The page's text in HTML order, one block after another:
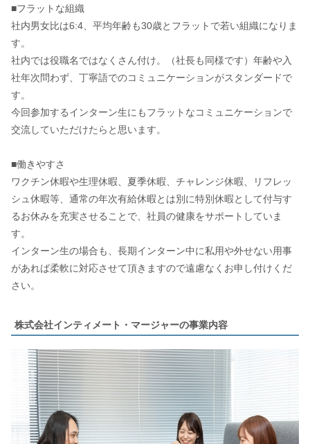
■フラットな組織
社内男女比は6:4、平均年齢も30歳とフラットで若い組織になりま
す。
社内では役職名ではなくさん付け。（社長も同様です）年齢や入
社年次問わず、丁寧語でのコミュニケーションがスタンダードで
す。
今回参加するインターン生にもフラットなコミュニケーションで
交流していただけたらと思います。
■働きやすさ
ワクチン休暇や生理休暇、夏季休暇、チャレンジ休暇、リフレッ
シュ休暇等、通常の年次有給休暇とは別に特別休暇として付与す
るお休みを充実させることで、社員の健康をサポートしていま
す。
インターン生の場合も、長期インターン中に私用や外せない用事
があれば柔軟に対応させて頂きますので遠慮なくお申し付けくだ
さい。
株式会社インティメート・マージャーの事業内容